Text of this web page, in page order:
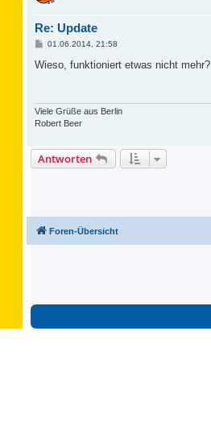
Re: Update
B
i
01.06.2014, 21:58
Wieso, funktioniert etwas nicht mehr?
Viele Grüße aus Berlin
Robert Beer
Antworten
Foren-Übersicht